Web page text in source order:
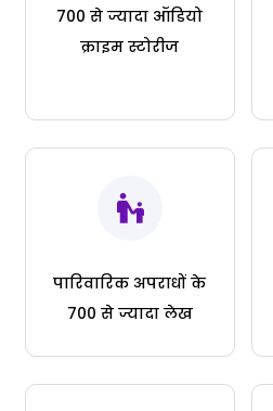
700 से ज्यादा ऑडियो
क्राइम स्टोरीज
पारिवारिक अपराधों के
700 से ज्यादा लेख